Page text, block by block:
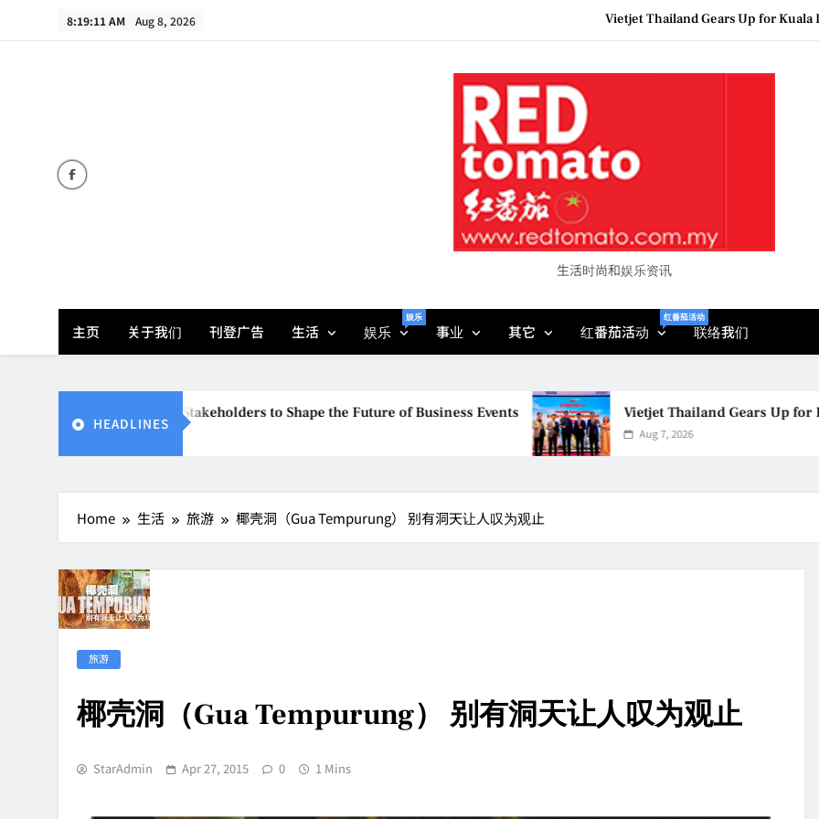
8:19:13 AM Aug 8, 2026 Epson reinvents
Epson reinvents
生活时尚和娱乐资讯
主页 关于我们 刊登广告 生活 娱乐
娱乐
事业 其它 红番茄活动
红番茄活动
联络我们
HEADLINES
Global Stakeholders to Shape the Future of Business Events Vietjet Thailand Gears Up for Kuala
Aug 7, 2026
Home 生活 旅游 椰壳洞（Gua Tempurung） 别有洞天让人叹为观止
旅游
椰壳洞（Gua Tempurung） 别有洞天让人叹为观止
StarAdmin Apr 27, 2015 0 1 Mins